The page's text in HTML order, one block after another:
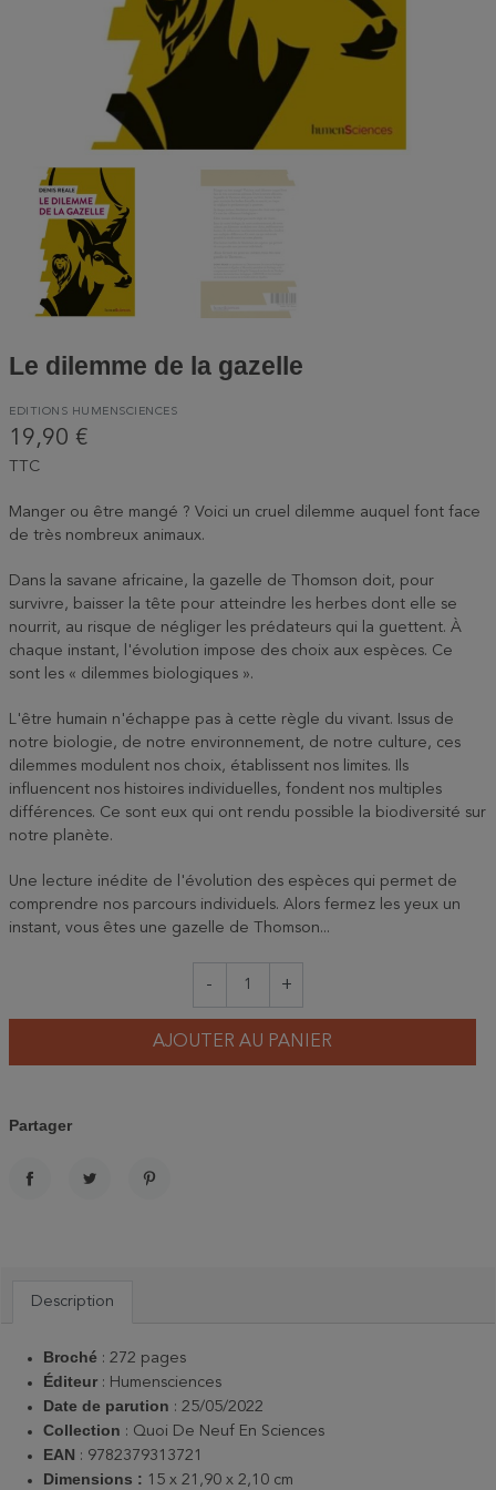
Le dilemme de la gazelle
EDITIONS HUMENSCIENCES
19,90 €
TTC
Manger ou être mangé ? Voici un cruel dilemme auquel font face
de très nombreux animaux.
Dans la savane africaine, la gazelle de Thomson doit, pour
survivre, baisser la tête pour atteindre les herbes dont elle se
nourrit, au risque de négliger les prédateurs qui la guettent. À
chaque instant, l'évolution impose des choix aux espèces. Ce
sont les « dilemmes biologiques ».
L'être humain n'échappe pas à cette règle du vivant. Issus de
notre biologie, de notre environnement, de notre culture, ces
dilemmes modulent nos choix, établissent nos limites. Ils
influencent nos histoires individuelles, fondent nos multiples
différences. Ce sont eux qui ont rendu possible la biodiversité sur
notre planète.
Une lecture inédite de l'évolution des espèces qui permet de
comprendre nos parcours individuels. Alors fermez les yeux un
instant, vous êtes une gazelle de Thomson...
- +
AJOUTER AU PANIER
Partager
Description
Broché : 272 pages
Éditeur : Humensciences
Date de parution : 25/05/2022
Collection : Quoi De Neuf En Sciences
EAN : 9782379313721
Dimensions : 15 x 21,90 x 2,10 cm